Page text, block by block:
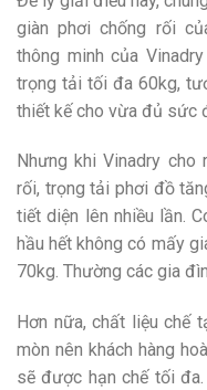
giàn phơi chống rối
thông minh của
trọng tải tối đa 60kg,
thiết kế cho vừa đủ sức
Nhưng khi Vinadry cho
rối, trọng tải phơi đồ
tiết diện lên nhiều lần.
hầu hết không có mấy
70kg. Thường các gia
Hơn nữa, chất liệu chế
mòn nên khách hàng
sẽ được hạn chế tối